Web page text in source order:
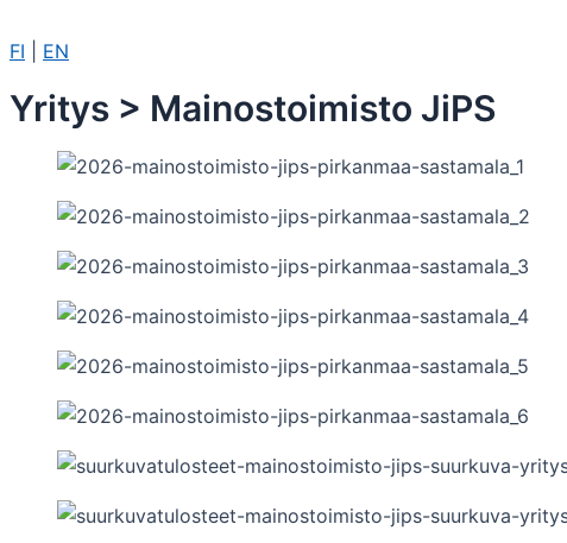
FI EN
Yritys > Mainostoimisto JiPS